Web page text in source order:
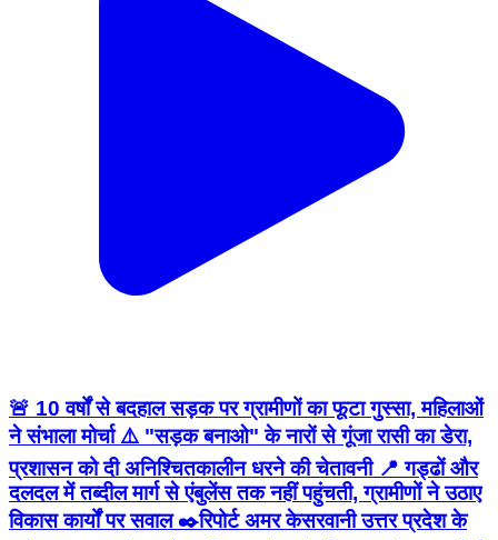
🚨 10 वर्षों से बदहाल सड़क पर ग्रामीणों का फूटा गुस्सा, महिलाओं
ने संभाला मोर्चा ⚠️ "सड़क बनाओ" के नारों से गूंजा रासी का डेरा,
प्रशासन को दी अनिश्चितकालीन धरने की चेतावनी 📍 गड्ढों और
दलदल में तब्दील मार्ग से एंबुलेंस तक नहीं पहुंचती, ग्रामीणों ने उठाए
विकास कार्यों पर सवाल ✒️रिपोर्ट अमर केसरवानी उत्तर प्रदेश के